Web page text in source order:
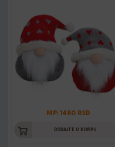
MP: 1480 RSD
DODAJTE U KORPU